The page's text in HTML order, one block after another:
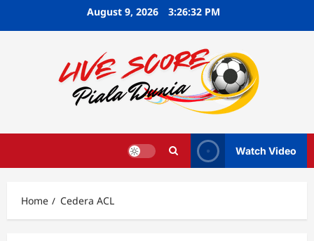
August 9, 2026 3:26:33 PM
Watch Video
Home Cedera ACL